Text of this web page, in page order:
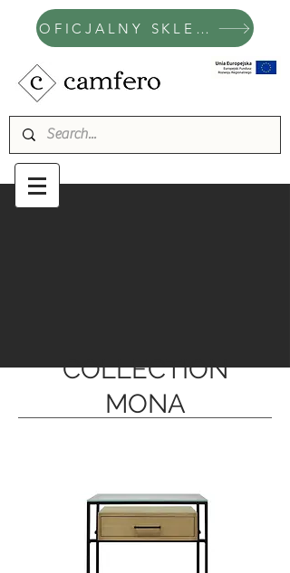
OFICJALNY SKLEP CAMFERO
COLLECTION
MONA